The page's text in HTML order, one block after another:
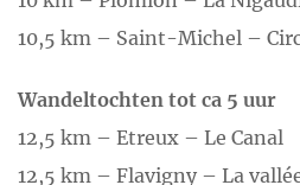
10,5 km – Saint-Michel –
Wandeltochten tot ca 5 uur
12,5 km – Etreux – Le Canal
12,5 km – Flavigny – La